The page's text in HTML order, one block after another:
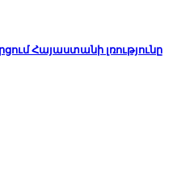
Հայաստանի լռությունը